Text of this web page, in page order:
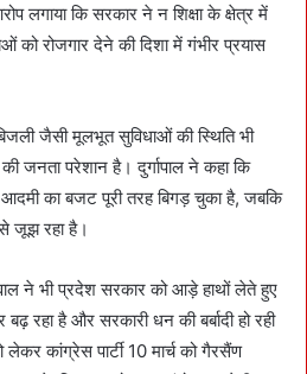
लगाया कि सरकार ने न शिक्षा के क्षेत्र में
को रोजगार देने की दिशा में गंभीर प्रयास
जैसी मूलभूत सुविधाओं की स्थिति भी
जनता परेशान है। दुर्गापाल ने कहा कि
का बजट पूरी तरह बिगड़ चुका है, जबकि
जूझ रहा है।
ने भी प्रदेश सरकार को आड़े हाथों लेते हुए
बढ़ रहा है और सरकारी धन की बर्बादी हो रही
कांग्रेस पार्टी 10 मार्च को गैरसैंण